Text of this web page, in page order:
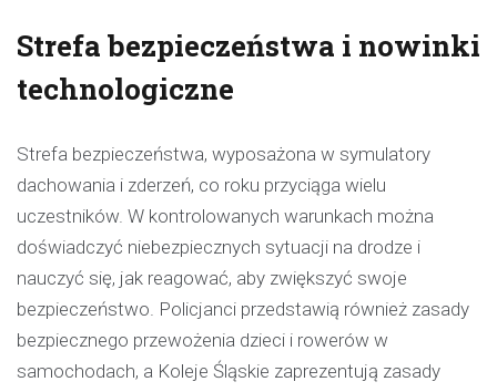
Strefa bezpieczeństwa i nowinki
technologiczne
Strefa bezpieczeństwa, wyposażona w symulatory
dachowania i zderzeń, co roku przyciąga wielu
uczestników. W kontrolowanych warunkach można
doświadczyć niebezpiecznych sytuacji na drodze i
nauczyć się, jak reagować, aby zwiększyć swoje
bezpieczeństwo. Policjanci przedstawią również zasady
bezpiecznego przewożenia dzieci i rowerów w
samochodach, a Koleje Śląskie zaprezentują zasady